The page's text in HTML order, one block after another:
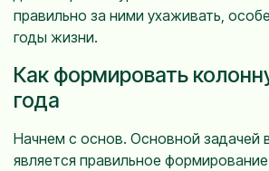
правильно за ними ухаживать,
годы жизни.
Как формировать
года
Начнем с основ. Основной задачей
является правильное